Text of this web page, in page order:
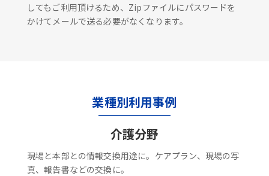
してもご利用頂けるため、Zipファイルにパスワードを
かけてメールで送る必要がなくなります。
業種別利用事例
介護分野
現場と本部との情報交換用途に。ケアプラン、現場の写
真、報告書などの交換に。